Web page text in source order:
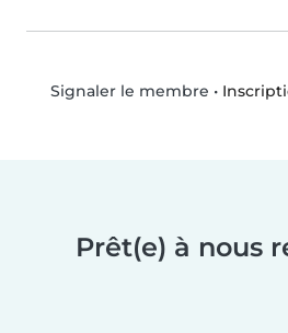
Signaler le membre •
Prêt(e) à nous